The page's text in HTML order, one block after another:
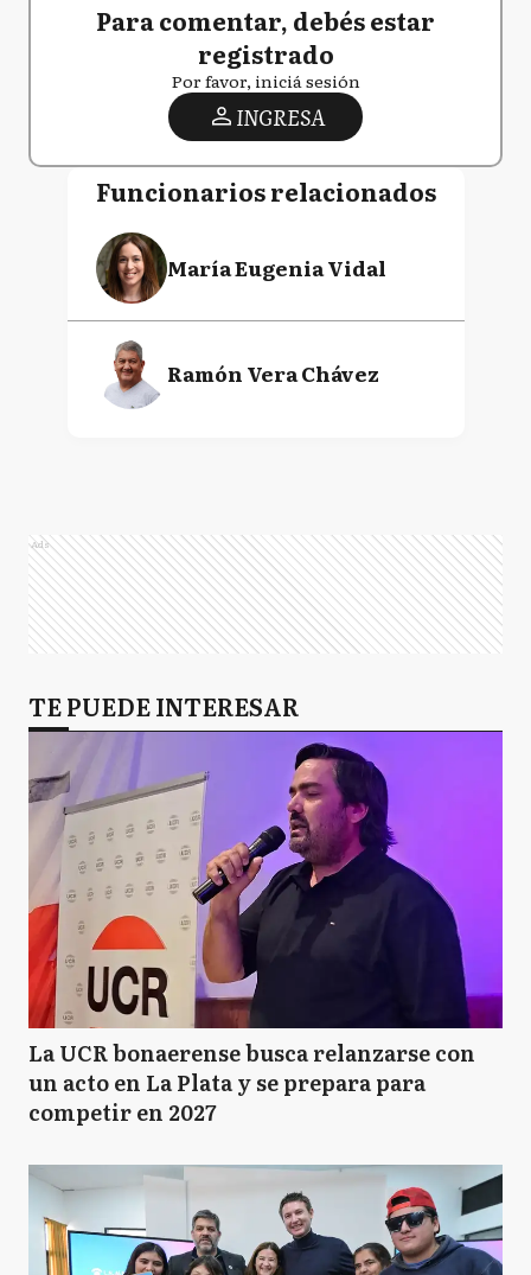
Para comentar, debés estar
registrado
Por favor, iniciá sesión
INGRESA
Funcionarios relacionados
María Eugenia Vidal
Ramón Vera Chávez
Ads
TE PUEDE INTERESAR
La UCR bonaerense busca relanzarse con
un acto en La Plata y se prepara para
competir en 2027